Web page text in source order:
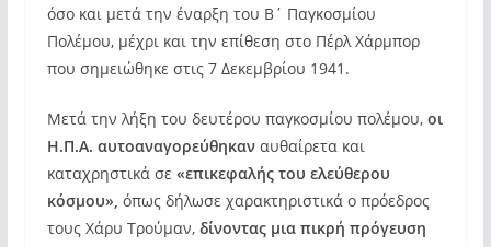
όσο και μετά την έναρξη του Β΄ Παγκοσμίου
Πολέμου, μέχρι και την επίθεση στο Πέρλ Χάρμπορ
που σημειώθηκε στις 7 Δεκεμβρίου 1941.
Μετά την λήξη του δευτέρου παγκοσμίου πολέμου, οι
Η.Π.Α. αυτοαναγορεύθηκαναυθαίρετα και
καταχρηστικά σε «επικεφαλής του ελεύθερου
κόσμου», όπως δήλωσε χαρακτηριστικά ο πρόεδρος
τους Χάρυ Τρούμαν, δίνοντας μια πικρή πρόγευση